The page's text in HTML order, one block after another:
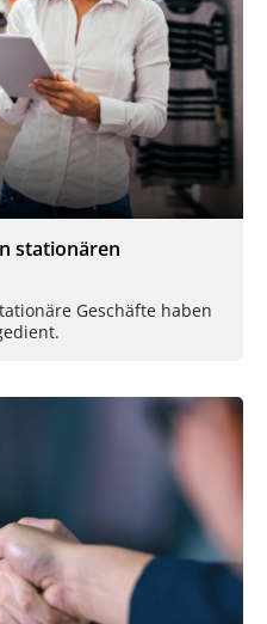
stationären
Geschäfte haben